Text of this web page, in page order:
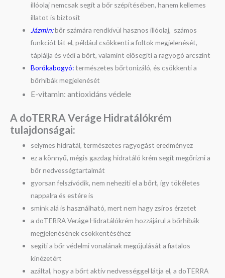
illóolaj nemcsak segít a bőr szépítésében, hanem kellemes
illatot is biztosít
Jázmin:bőr számára rendkívül hasznos illóolaj, számos
funkciót lát el, például csökkenti a foltok megjelenését,
táplálja és védi a bőrt, valamint elősegíti a ragyogó arcszínt
Borókabogyó:természetes bőrtonizáló, és csökkenti a
bőrhibák megjelenését
E-vitamin: antioxidáns védele
A doTERRA Veráge Hidratálókrém
tulajdonságai:
selymes hidratál, természetes ragyogást eredményez
ez a könnyű, mégis gazdag hidratáló krém segít megőrizni a
bőr nedvességtartalmát
gyorsan felszívódik, nem nehezíti el a bőrt, így tökéletes
nappalra és estére is
smink alá is használható, mert nem hagy zsíros érzetet
a doTERRA Veráge Hidratálókrém hozzájárul a bőrhibák
megjelenésének csökkentéséhez
segíti a bőr védelmi vonalának megújulását a fiatalos
kinézetért
azáltal, hogy a bőrt aktív nedvességgel látja el, a doTERRA